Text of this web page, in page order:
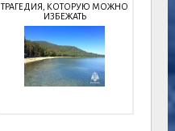
ТРАГЕДИЯ, КОТОРУЮ МОЖНО
ИЗБЕЖАТЬ